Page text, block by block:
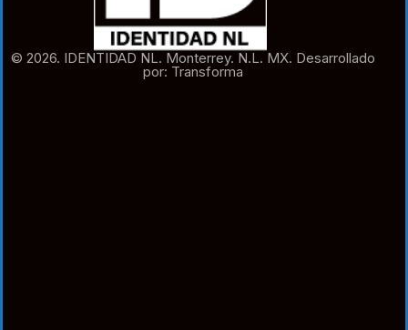
© 2026. IDENTIDAD NL. Monterrey. N.L. MX. Desarrollado
por: Transforma